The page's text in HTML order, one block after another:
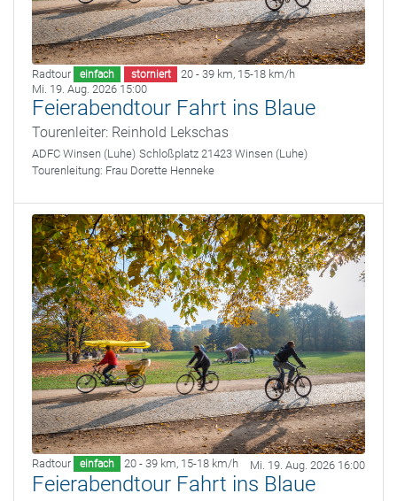
Radtour einfach storniert 20 - 39 km, 15-18 km/h
Mi. 19. Aug. 2026 15:00
Feierabendtour Fahrt ins Blaue
Tourenleiter: Reinhold Lekschas
ADFC Winsen (Luhe) Schloßplatz 21423 Winsen (Luhe)
Tourenleitung: Frau Dorette Henneke
Radtour einfach 20 - 39 km, 15-18 km/h Mi. 19. Aug. 2026 16:00
Feierabendtour Fahrt ins Blaue